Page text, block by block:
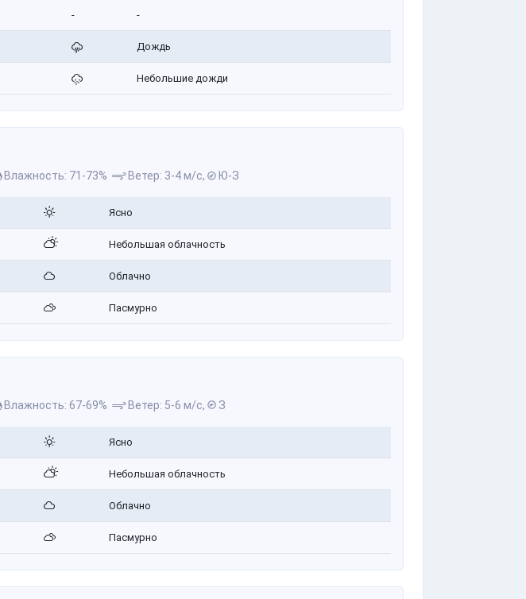
- -
Дождь
Небольшие дожди
Влажность: 71-73% Ветер: 3-4 м/с, Ю-З
Ясно
Небольшая облачность
Облачно
Пасмурно
Влажность: 67-69% Ветер: 5-6 м/с, З
Ясно
Небольшая облачность
Облачно
Пасмурно